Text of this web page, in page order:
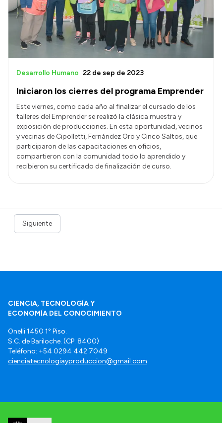
Iniciaron los cierres del programa Emprender
Desarrollo Humano 22 de sep de 2023
Este viernes, como cada año al finalizar el cursado de los
talleres del Emprender se realizó la clásica muestra y
exposición de producciones. En esta oportunidad, vecinos
y vecinas de Cipolletti, Fernández Oro y Cinco Saltos, que
participaron de las capacitaciones en oficios,
compartieron con la comunidad todo lo aprendido y
recibieron su certificado de finalización de curso.
Siguiente
CIENCIA, TECNOLOGÍA Y
ECONOMÍA DEL CONOCIMIENTO
Onelli 1450 1° Piso.
S.C. de Bariloche. (CP. 8400)
Teléfono: +54 0294 442 7049
cienciatecnologiayproduccion@gmail.com